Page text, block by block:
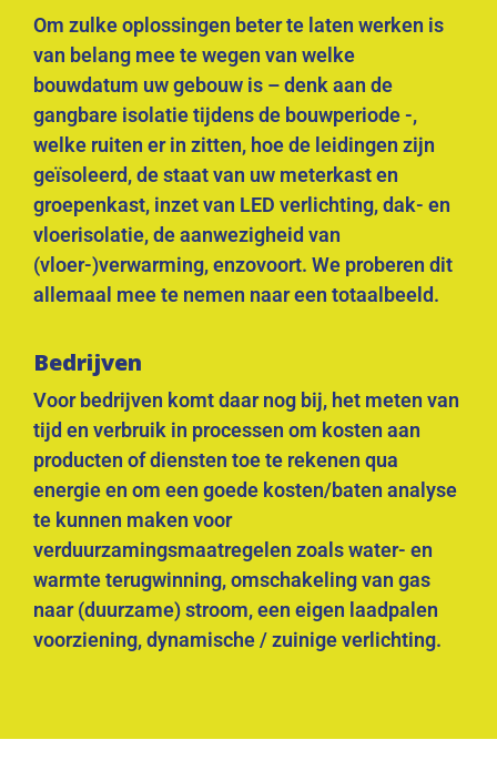
Om zulke oplossingen beter te laten werken is
van belang mee te wegen van welke
bouwdatum uw gebouw is – denk aan de
gangbare isolatie tijdens de bouwperiode -,
welke ruiten er in zitten, hoe de leidingen zijn
geïsoleerd, de staat van uw meterkast en
groepenkast, inzet van LED verlichting, dak- en
vloerisolatie, de aanwezigheid van
(vloer-)verwarming, enzovoort. We proberen dit
allemaal mee te nemen naar een totaalbeeld.
Bedrijven
Voor bedrijven komt daar nog bij, het meten van
tijd en verbruik in processen om kosten aan
producten of diensten toe te rekenen qua
energie en om een goede kosten/baten analyse
te kunnen maken voor
verduurzamingsmaatregelen zoals water- en
warmte terugwinning, omschakeling van gas
naar (duurzame) stroom, een eigen laadpalen
voorziening, dynamische / zuinige verlichting.